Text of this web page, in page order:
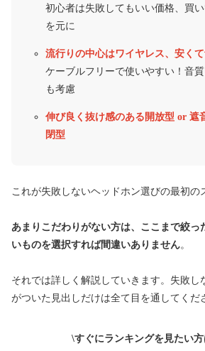
初心者は失敗してもいい価格、買
を元に
流行りの中心はワイヤレス、安く
ケーブルフリーで使いやすい！音
も考慮
伸び良く抜け感のある開放型 or 遮
閉型
これが失敗しないヘッドホン選びの最初の
あまりこだわりがない方は、ここまで絞っ
いものを選択すれば間違いありません。
それでは詳しく解説していきます。失敗し
がついた見出しだけは全て目を通してくだ
\すぐにランキングを見たい